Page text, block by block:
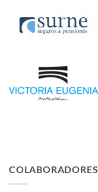
COLABORADORES